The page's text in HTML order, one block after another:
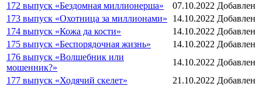
172 выпуск «Бездомная миллионерша»
07.10.2022 Добавлен
173 выпуск «Охотница за миллионами»
14.10.2022 Добавлен
174 выпуск «Кожа да кости»
14.10.2022 Добавлен
175 выпуск «Беспорядочная жизнь»
14.10.2022 Добавлен
176 выпуск «Волшебник или
мошенник?»
14.10.2022 Добавлен
177 выпуск «Ходячий скелет»
21.10.2022 Добавлен